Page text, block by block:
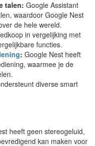
talen: Google Assistant
waardoor Google Nest
de hele wereld.
in vergelijking met
functies.
: Google Nest heeft
waarmee je de
diverse smart
heeft geen stereogeluid,
kan maken voor